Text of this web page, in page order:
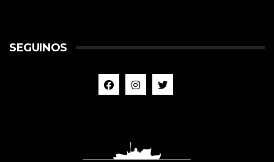
SEGUINOS